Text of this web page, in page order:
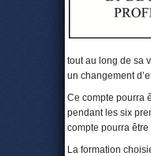
tout au long de sa
un changement
Ce compte pourra
pendant les six
compte pourra
La formation